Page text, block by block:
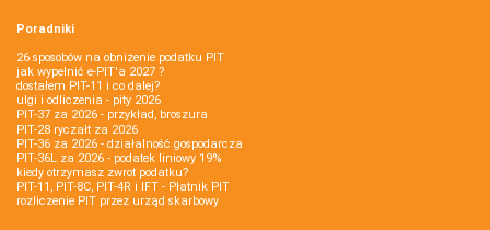
Poradniki
26 sposobów na obniżenie podatku PIT
jak wypełnić e-PIT'a 2027 ?
dostałem PIT-11 i co dalej?
ulgi i odliczenia - pity 2026
PIT-37 za 2026 - przykład, broszura
PIT-28 ryczałt za 2026
PIT-36 za 2026 - działalność gospodarcza
PIT-36L za 2026 - podatek liniowy 19%
kiedy otrzymasz zwrot podatku?
PIT-11, PIT-8C, PIT-4R i IFT - Płatnik PIT
rozliczenie PIT przez urząd skarbowy